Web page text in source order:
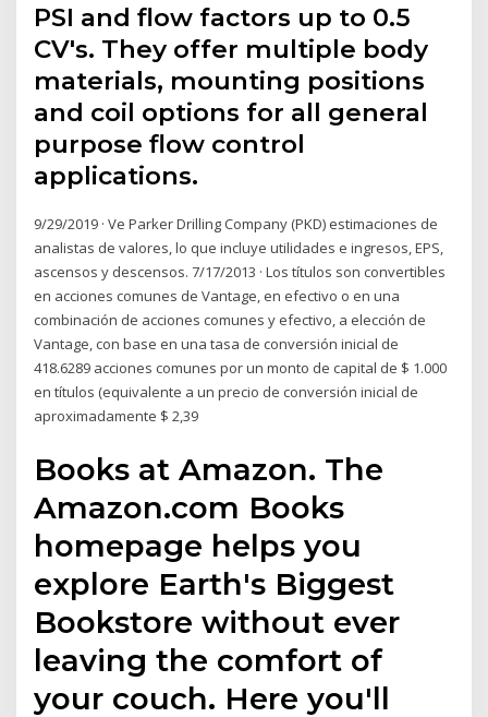
PSI and flow factors up to 0.5
CV's. They offer multiple body
materials, mounting positions
and coil options for all general
purpose flow control
applications.
9/29/2019 · Ve Parker Drilling Company (PKD) estimaciones de
analistas de valores, lo que incluye utilidades e ingresos, EPS,
ascensos y descensos. 7/17/2013 · Los títulos son convertibles
en acciones comunes de Vantage, en efectivo o en una
combinación de acciones comunes y efectivo, a elección de
Vantage, con base en una tasa de conversión inicial de
418.6289 acciones comunes por un monto de capital de $ 1.000
en títulos (equivalente a un precio de conversión inicial de
aproximadamente $ 2,39
Books at Amazon. The
Amazon.com Books
homepage helps you
explore Earth's Biggest
Bookstore without ever
leaving the comfort of
your couch. Here you'll